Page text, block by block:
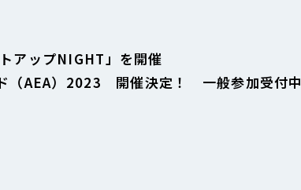
アップNIGHT」を開催
（AEA）2023 開催決定！ 一般参加受付中